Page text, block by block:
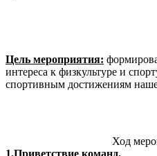
Цель мероприятия:
интереса к физкультуре и
спортивным достижениям
Ход